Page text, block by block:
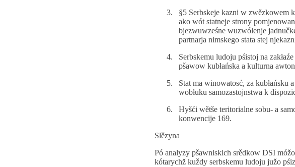
§5 Serbskeje kazni w zwězkowem
ako wót statneje strony
bjezwuwześne wuzwólenje
partnarja nimskego stata stej
Serbskemu ludoju pśistoj na
pšawow kubłańska a kulturna
Stat ma winowatosć, za kubłańsku
wobłuku samozastojnstwa k
Hyšći wětše teritorialne sobu- a
konwencije 169.
Slězyna
Pó analyzy pšawniskich srědkow DSI
kótarychž kuždy serbskemu ludoju južo